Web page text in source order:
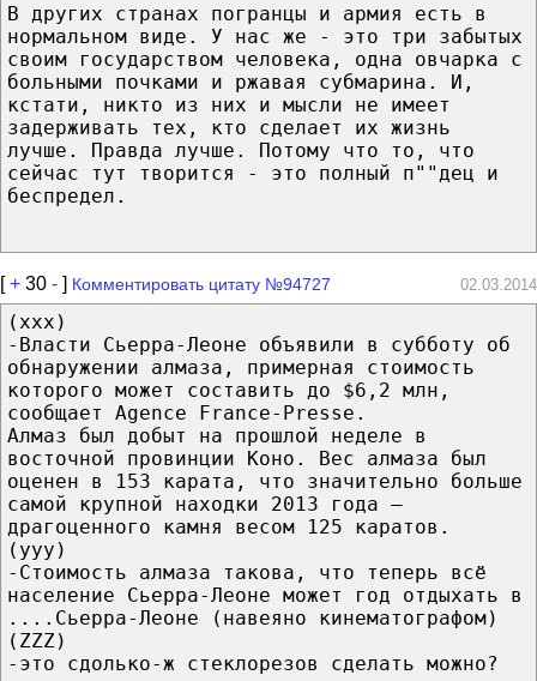
В других странах погранцы и армия есть в
нормальном виде. У нас же - это три забытых
своим государством человека, одна овчарка с
больными почками и ржавая субмарина. И,
кстати, никто из них и мысли не имеет
задерживать тех, кто сделает их жизнь
лучше. Правда лучше. Потому что то, что
сейчас тут творится - это полный п""дец и
беспредел.
[+ 30 - ] Комментировать цитату №94727 02.03.2014
(ххх)
-Власти Сьерра-Леоне объявили в субботу об
обнаружении алмаза, примерная стоимость
которого может составить до $6,2 млн,
сообщает Agence France-Presse.
Алмаз был добыт на прошлой неделе в
восточной провинции Коно. Вес алмаза был
оценен в 153 карата, что значительно больше
самой крупной находки 2013 года —
драгоценного камня весом 125 каратов.
(yyy)
-Стоимость алмаза такова, что теперь всё
население Сьерра-Леоне может год отдыхать в
....Сьерра-Леоне (навеяно кинематографом)
(ZZZ)
-это сдолько-ж стеклорезов сделать можно?